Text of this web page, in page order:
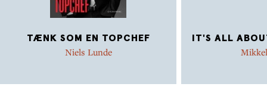
TÆNK SOM EN TOPCHEF
Niels Lunde
IT'S ALL